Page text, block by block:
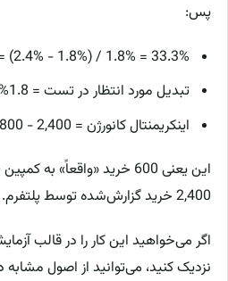
پس:
(2.4% − 1.8%) / 1.8% = 33.3%
تبدیل مورد انتظار در تست = 1.8% × 100,000 = 1,800
اینکریمنتال کانورژن = 2,400 − 1,800 = 600 خرید
این یعنی 600 خرید «واقعاً»
2,400 خرید گزارش‌شده توسط پلتفرم.
اگر می‌خواهید این کار را در قالب
نزدیک کنید، می‌توانید از اصول